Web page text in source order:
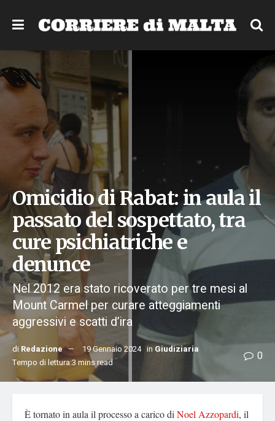
Omicidio di Rabat: in aula il
passato del sospettato, tra
cure psichiatriche e
denunce
Nel 2012 era stato ricoverato per tre mesi al
Mount Carmel per curare atteggiamenti
aggressivi e scatti d’ira
di Redazione 19 Gennaio 2024 in Giudiziaria
Tempo di lettura:3 mins read
0
È tornato in aula il processo a carico di Noel Azzopardi, il